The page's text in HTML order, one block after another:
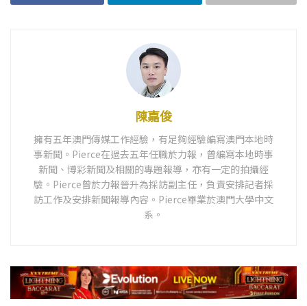
陳嘉俊
擁有五年澳門傳媒工作經驗，有足夠經驗編寫澳門本地時
事新聞。Pierce在過去五年任職於力報，曾編寫本地時事
新聞、博彩新聞及相關的專題報導，亦有一定的拍攝經
驗。Pierce曾於力報晉升為採訪副主任，負責安排記者採
訪工作及安排新聞報導內容。Pierce畢業於澳門大學中文
系。